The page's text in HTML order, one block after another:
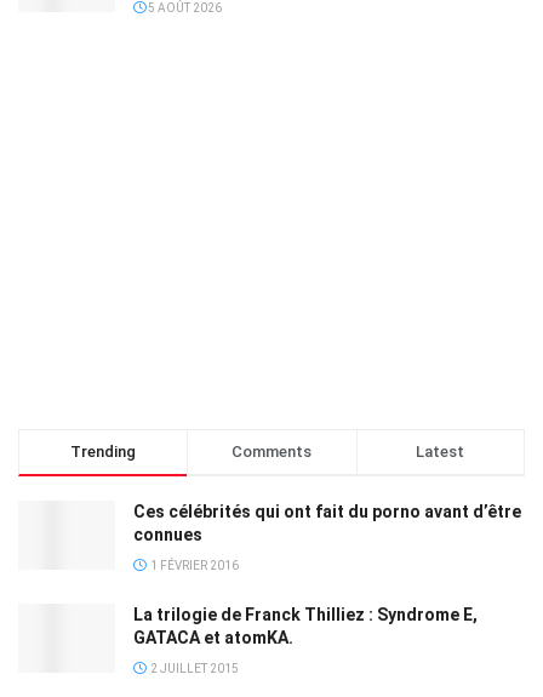
5 AOÛT 2026
Trending Comments Latest
Ces célébrités qui ont fait du porno avant d’être
connues
1 FÉVRIER 2016
La trilogie de Franck Thilliez : Syndrome E,
GATACA et atomKA.
2 JUILLET 2015